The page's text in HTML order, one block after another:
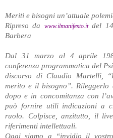
Meriti e bisogni un’attuale
Ripreso da www.ilmanifesto.itdel 14
Barbera
Dal 31 marzo al 4 aprile
conferenza programmatica del
discorso di Claudio Martelli,
merito e il bisogno”.
dopo e in concomitanza con
può fornire utili indicazioni a
ruolo. Colpisce, anzitutto, il
riferimenti intellettuali.
Oggi siamo a “invidio il